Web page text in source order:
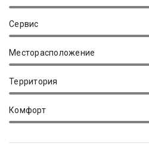
Сервис
Месторасположение
Территория
Комфорт